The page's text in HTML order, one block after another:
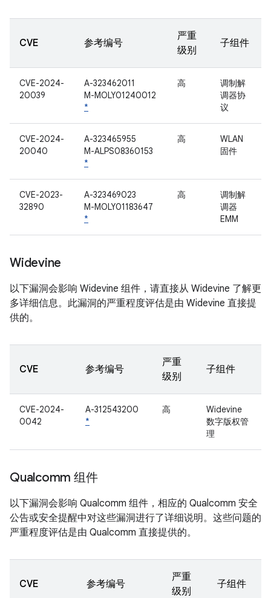
CVE 参考编号
严重
级别
子组件
CVE-2024-
20039
A-323462011
M-MOLY01240012
*
高
调制解
调器协
议
CVE-2024-
20040
A-323465955
M-ALPS08360153
*
高
WLAN
固件
CVE-2023-
32890
A-323469023
M-MOLY01183647
*
高
调制解
调器
EMM
Widevine
以下漏洞会影响 Widevine 组件，请直接从 Widevine 了解更
多详细信息。此漏洞的严重程度评估是由 Widevine 直接提
供的。
CVE 参考编号
严重
级别
子组件
CVE-2024-
0042
A-312543200
*
高
Widevine
数字版权管
理
Qualcomm 组件
以下漏洞会影响 Qualcomm 组件，相应的 Qualcomm 安全
公告或安全提醒中对这些漏洞进行了详细说明。这些问题的
严重程度评估是由 Qualcomm 直接提供的。
CVE 参考编号
严重
级别
子组件